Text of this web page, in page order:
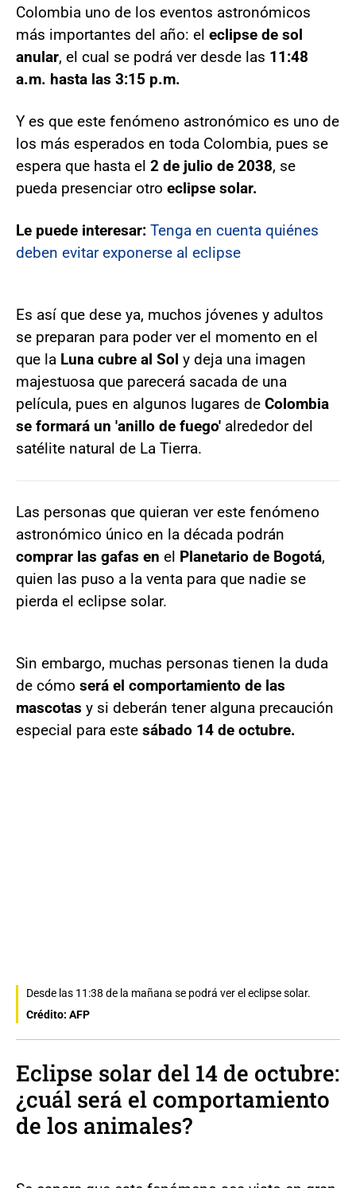
Colombia uno de los eventos astronómicos
más importantes del año: el eclipse de sol
anular, el cual se podrá ver desde las 11:48
a.m. hasta las 3:15 p.m.
Y es que este fenómeno astronómico es uno de
los más esperados en toda Colombia, pues se
espera que hasta el 2 de julio de 2038, se
pueda presenciar otro eclipse solar.
Le puede interesar: Tenga en cuenta quiénes
deben evitar exponerse al eclipse
Es así que dese ya, muchos jóvenes y adultos
se preparan para poder ver el momento en el
que la Luna cubre al Sol y deja una imagen
majestuosa que parecerá sacada de una
película, pues en algunos lugares de Colombia
se formará un 'anillo de fuego' alrededor del
satélite natural de La Tierra.
Las personas que quieran ver este fenómeno
astronómico único en la década podrán
comprar las gafas en el Planetario de Bogotá,
quien las puso a la venta para que nadie se
pierda el eclipse solar.
Sin embargo, muchas personas tienen la duda
de cómo será el comportamiento de las
mascotas y si deberán tener alguna precaución
especial para este sábado 14 de octubre.
Desde las 11:38 de la mañana se podrá ver el eclipse solar.
Crédito: AFP
Eclipse solar del 14 de octubre:
¿cuál será el comportamiento
de los animales?